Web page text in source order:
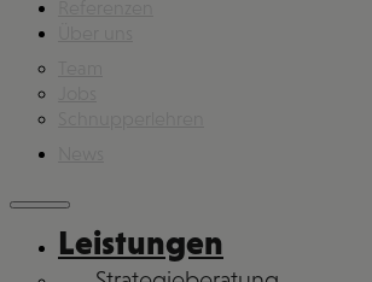
Leistungen